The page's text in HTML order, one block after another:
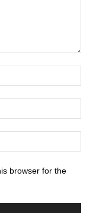
browser for the